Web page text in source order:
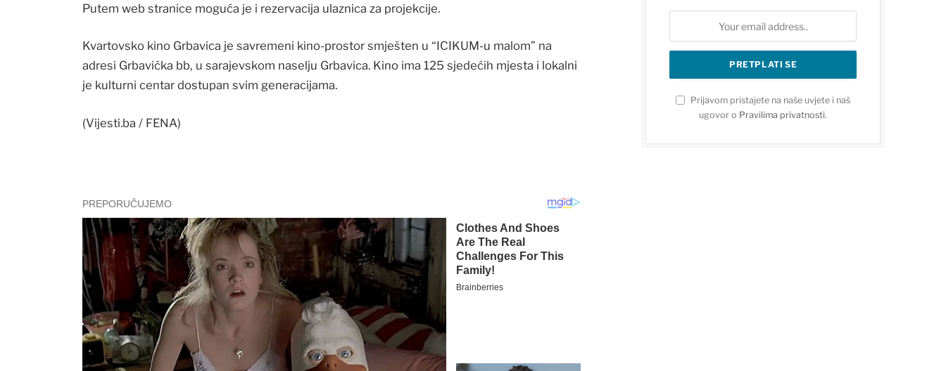
Putem web stranice moguća je i rezervacija ulaznica za projekcije.
Kvartovsko kino Grbavica je savremeni kino-prostor smješten u “ICIKUM-u malom” na
adresi Grbavička bb, u sarajevskom naselju Grbavica. Kino ima 125 sjedećih mjesta i lokalni
je kulturni centar dostupan svim generacijama.
(Vijesti.ba / FENA)
Prijavom pristajete na naše uvjete i naš
ugovor o Pravilima privatnosti.